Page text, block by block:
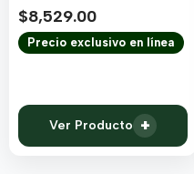
$8,529.00
Precio exclusivo en línea
Ver Producto +